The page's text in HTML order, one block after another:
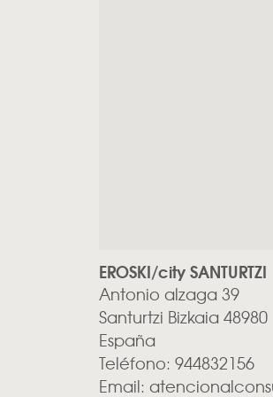
EROSKI/city SANTURTZI
Antonio alzaga 39
Santurtzi Bizkaia 48980
España
Teléfono: 944832156
Email: